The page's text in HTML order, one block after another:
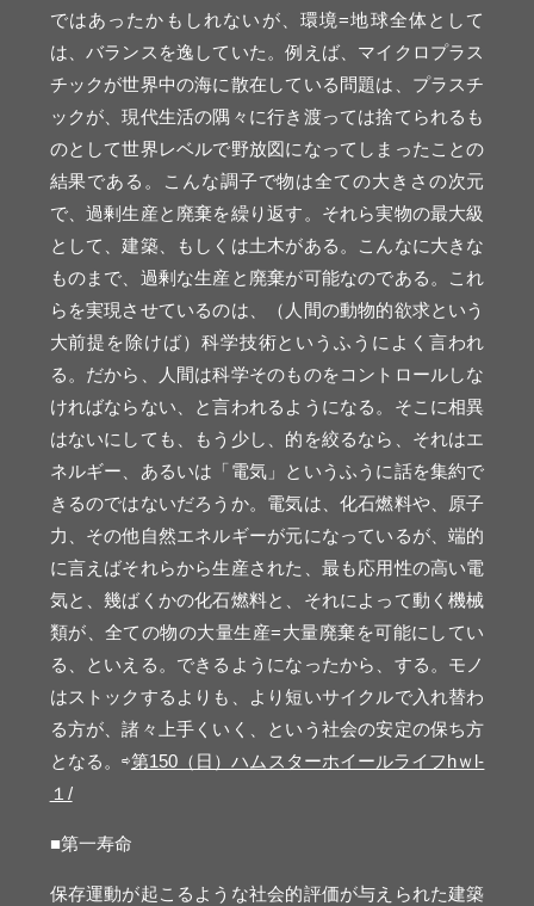
ではあったかもしれないが、環境=地球全体として
は、バランスを逸していた。例えば、マイクロプラス
チックが世界中の海に散在している問題は、プラスチ
ックが、現代生活の隅々に行き渡っては捨てられるも
のとして世界レベルで野放図になってしまったことの
結果である。こんな調子で物は全ての大きさの次元
で、過剰生産と廃棄を繰り返す。それら実物の最大級
として、建築、もしくは土木がある。こんなに大きな
ものまで、過剰な生産と廃棄が可能なのである。これ
らを実現させているのは、（人間の動物的欲求という
大前提を除けば）科学技術というふうによく言われ
る。だから、人間は科学そのものをコントロールしな
ければならない、と言われるようになる。そこに相異
はないにしても、もう少し、的を絞るなら、それはエ
ネルギー、あるいは「電気」というふうに話を集約で
きるのではないだろうか。電気は、化石燃料や、原子
力、その他自然エネルギーが元になっているが、端的
に言えばそれらから生産された、最も応用性の高い電
気と、幾ばくかの化石燃料と、それによって動く機械
類が、全ての物の大量生産=大量廃棄を可能にしてい
る、といえる。できるようになったから、する。モノ
はストックするよりも、より短いサイクルで入れ替わ
る方が、諸々上手くいく、という社会の安定の保ち方
となる。⇨第150（日）ハムスターホイールライフhｗl-
１/
■第一寿命
保存運動が起こるような社会的評価が与えられた建築